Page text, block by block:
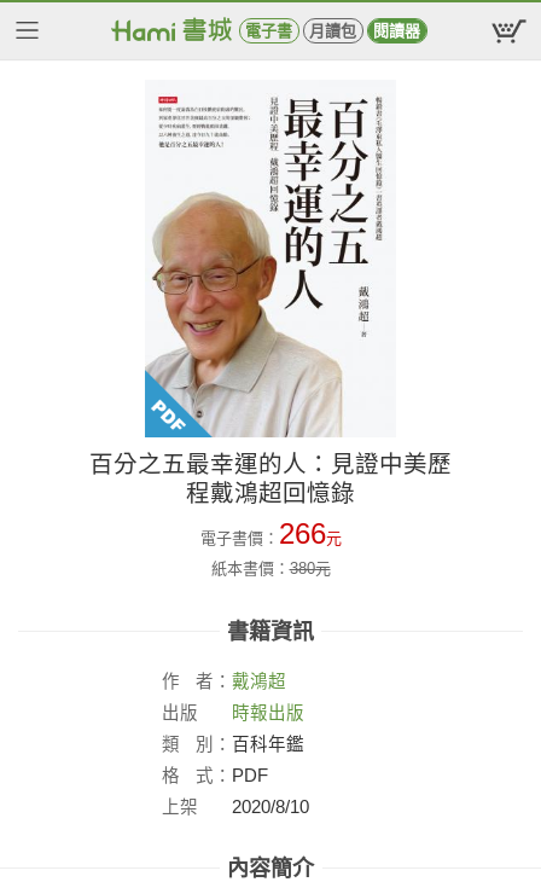
電子書 月讀包 閱讀器
百分之五最幸運的人：見證中美歷
程戴鴻超回憶錄
電子書價： 266元
紙本書價：380元
書籍資訊
作 者： 戴鴻超
出版
社：
時報出版
類
別： 百科年鑑
格
式： PDF
上架
2020/8/10
內容簡介